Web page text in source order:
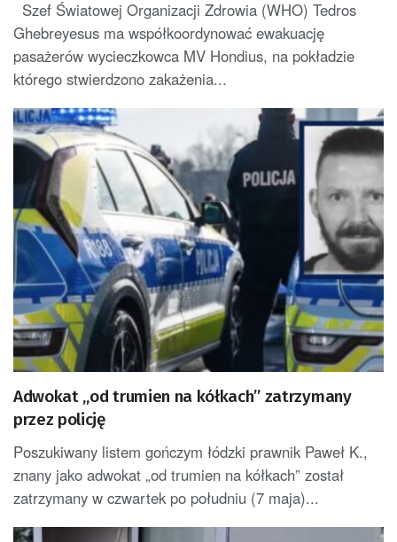
Szef Światowej Organizacji Zdrowia (WHO) Tedros
Ghebreyesus ma współkoordynować ewakuację
pasażerów wycieczkowca MV Hondius, na pokładzie
którego stwierdzono zakażenia...
Adwokat „od trumien na kółkach” zatrzymany
przez policję
Poszukiwany listem gończym łódzki prawnik Paweł K.,
znany jako adwokat „od trumien na kółkach” został
zatrzymany w czwartek po południu (7 maja)...